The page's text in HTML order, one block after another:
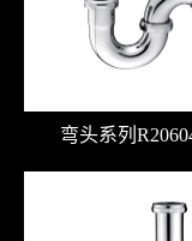
弯头系列